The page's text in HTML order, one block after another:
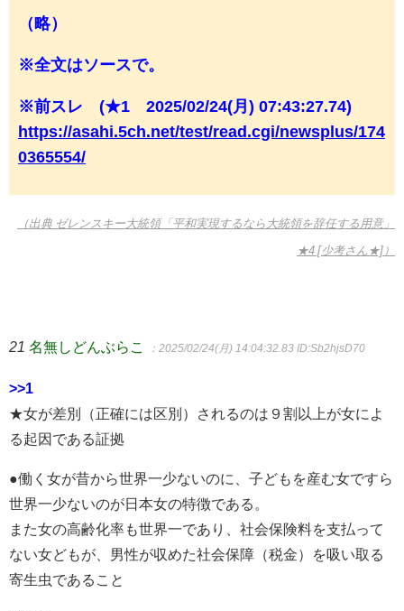
（略）
※全文はソースで。
※前スレ (★1 2025/02/24(月) 07:43:27.74)
https://asahi.5ch.net/test/read.cgi/newsplus/174
0365554/
（出典 ゼレンスキー大統領「平和実現するなら大統領を辞任する用意」
★4 [少考さん★]）
21 名無しどんぶらこ ：2025/02/24(月) 14:04:32.83 ID:Sb2hjsD70
>>1
★女が差別（正確には区別）されるのは９割以上が女によ
る起因である証拠
●働く女が昔から世界一少ないのに、子どもを産む女ですら
世界一少ないのが日本女の特徴である。
また女の高齢化率も世界一であり、社会保険料を支払って
ない女どもが、男性が収めた社会保障（税金）を吸い取る
寄生虫であること